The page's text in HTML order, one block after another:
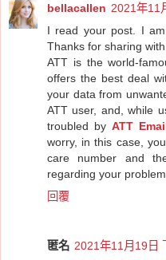
bellacallen 2021年11
I read your post. I
Thanks for sharing with
ATT is the world-
offers the best deal
your data from
ATT user, and, while
troubled byATT
worry, in this case,
care number and
regarding your
回覆
匿名 2021年11月19日